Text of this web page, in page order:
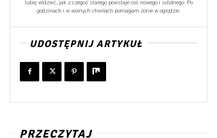
lubię widzieć, jak z czegoś starego powstaje coś nowego i solidnego. Po
godzinach i w wolnych chwilach pomagam żonie w ogrodzie.
UDOSTĘPNIJ ARTYKUŁ
PRZECZYTAJ